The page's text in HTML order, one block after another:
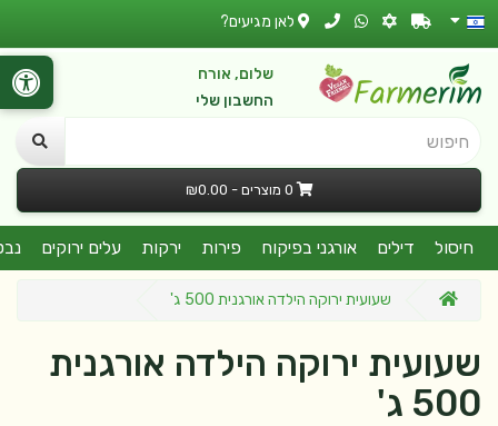
לאן מגיעים?
שלום, אורח
החשבון שלי
חיפוש
0 מוצרים - ₪0.00
חיסול דילים אורגני בפיקוח פירות ירקות עלים ירוקים
שעועית ירוקה הילדה אורגנית 500 ג'
שעועית ירוקה הילדה אורגנית
500 ג'